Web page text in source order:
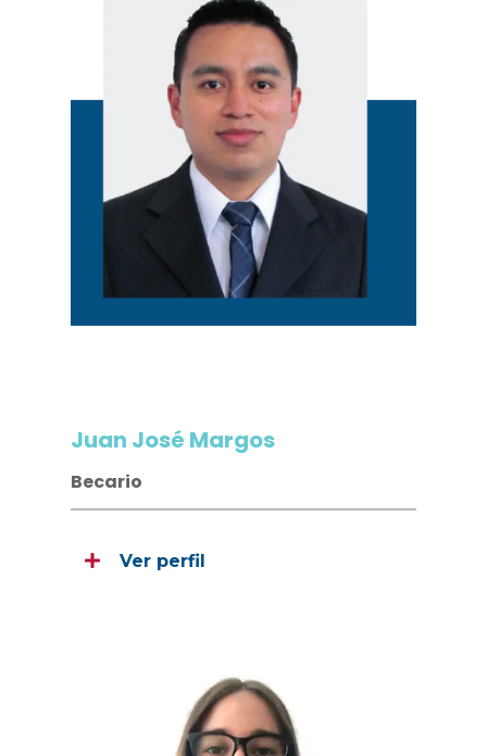
Juan José Margos
Becario
Ver perfil